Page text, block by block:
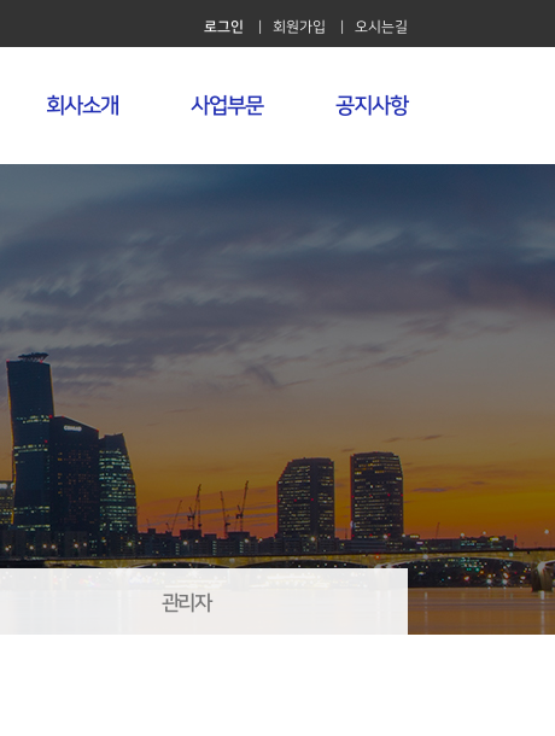
| 오시는길
| 회원가입
로그인
회사소개 사업부문 공지사항
관리자